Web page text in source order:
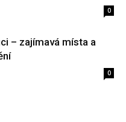
0
– zajímavá místa a
0